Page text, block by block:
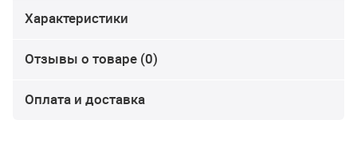
Характеристики
Отзывы о товаре (0)
Оплата и доставка